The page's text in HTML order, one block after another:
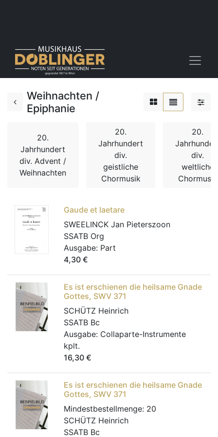
Weihnachten /
Epiphanie
20.
Jahrhundert
div. Advent /
Weihnachten
20.
Jahrhundert
div.
geistliche
Chormusik
20.
div.
weltliche
Chormusik
Gaude et laetare
SWEELINCK Jan Pieterszoon
SSATB Org
Ausgabe: Part
4,30 €
Es ist erschienen die heilsame Gnade
Gottes, SWV 371
SCHÜTZ Heinrich
SSATB Bc
Ausgabe: Collaparte-Instrumente
kplt.
16,30 €
Es ist erschienen die heilsame Gnade
Gottes, SWV 371
Mindestbestellmenge: 20
SCHÜTZ Heinrich
SSATB Bc